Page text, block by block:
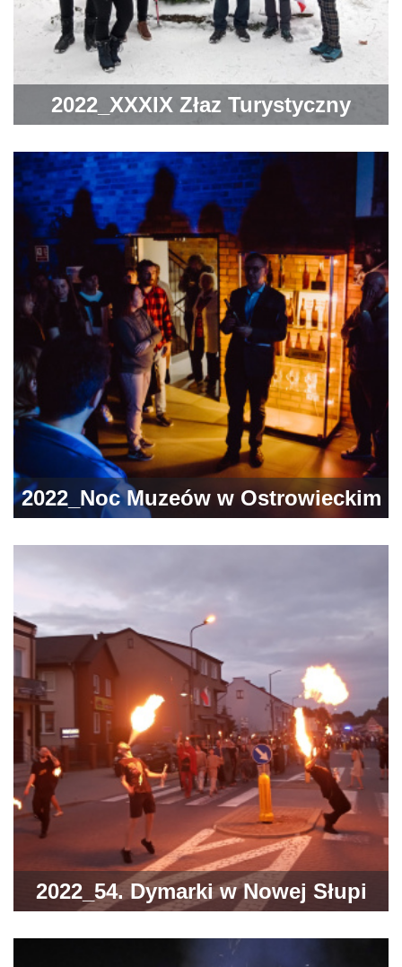
2022_XXXIX Złaz Turystyczny
Styczniowych na Polanie
Langiewicza
2022_Noc Muzeów w Ostrowieckim
2022_54. Dymarki w Nowej Słupi